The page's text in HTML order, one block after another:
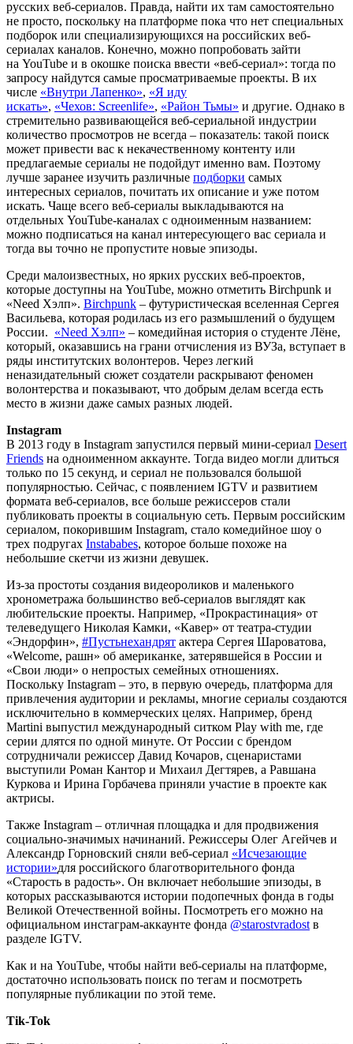
русских веб-сериалов. Правда, найти их там самостоятельно
не просто, поскольку на платформе пока что нет специальных
подборок или специализирующихся на российских веб-
сериалах каналов. Конечно, можно попробовать зайти
на YouTube и в окошке поиска ввести «веб-сериал»: тогда по
запросу найдутся самые просматриваемые проекты. В их
числе «Внутри Лапенко», «Я иду
искать», «Чехов: Screenlife», «Район Тьмы» и другие. Однако в
стремительно развивающейся веб-сериальной индустрии
количество просмотров не всегда – показатель: такой поиск
может привести вас к некачественному контенту или
предлагаемые сериалы не подойдут именно вам. Поэтому
лучше заранее изучить различные подборки самых
интересных сериалов, почитать их описание и уже потом
искать. Чаще всего веб-сериалы выкладываются на
отдельных YouTube-каналах с одноименным названием:
можно подписаться на канал интересующего вас сериала и
тогда вы точно не пропустите новые эпизоды.
Среди малоизвестных, но ярких русских веб-проектов,
которые доступны на YouTube, можно отметить Birchpunk и
«Need Хэлп». Birchpunk – футуристическая вселенная Сергея
Васильева, которая родилась из его размышлений о будущем
России. «Need Хэлп» – комедийная история о студенте Лёне,
который, оказавшись на грани отчисления из ВУЗа, вступает в
ряды институтских волонтеров. Через легкий
неназидательный сюжет создатели раскрывают феномен
волонтерства и показывают, что добрым делам всегда есть
место в жизни даже самых разных людей.
Instagram
В 2013 году в Instagram запустился первый мини-сериал Desert
Friends на одноименном аккаунте. Тогда видео могли длиться
только по 15 секунд, и сериал не пользовался большой
популярностью. Сейчас, с появлением IGTV и развитием
формата веб-сериалов, все больше режиссеров стали
публиковать проекты в социальную сеть. Первым российским
сериалом, покорившим Instagram, стало комедийное шоу о
трех подругах Instababes, которое больше похоже на
небольшие скетчи из жизни девушек.
Из-за простоты создания видеороликов и маленького
хронометража большинство веб-сериалов выглядят как
любительские проекты. Например, «Прокрастинация» от
телеведущего Николая Камки, «Кавер» от театра-студии
«Эндорфин», #Пустьнехандрят актера Сергея Шароватова,
«Welcome, рашн» об американке, затерявшейся в России и
«Свои люди» о непростых семейных отношениях.
Поскольку Instagram – это, в первую очередь, платформа для
привлечения аудитории и рекламы, многие сериалы создаются
исключительно в коммерческих целях. Например, бренд
Martini выпустил международный ситком Play with me, где
серии длятся по одной минуте. От России с брендом
сотрудничали режиссер Давид Кочаров, сценаристами
выступили Роман Кантор и Михаил Дегтярев, а Равшана
Куркова и Ирина Горбачева приняли участие в проекте как
актрисы.
Также Instagram – отличная площадка и для продвижения
социально-значимых начинаний. Режиссеры Олег Агейчев и
Александр Горновский сняли веб-сериал «Исчезающие
истории»для российского благотворительного фонда
«Старость в радость». Он включает небольшие эпизоды, в
которых рассказываются истории подопечных фонда в годы
Великой Отечественной войны. Посмотреть его можно на
официальном инстаграм-аккаунте фонда @starostvradost в
разделе IGTV.
Как и на YouTube, чтобы найти веб-сериалы на платформе,
достаточно использовать поиск по тегам и посмотреть
популярные публикации по этой теме.
Tik-Tok